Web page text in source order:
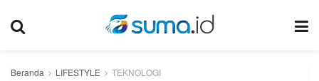
Beranda LIFESTYLE TEKNOLOGI